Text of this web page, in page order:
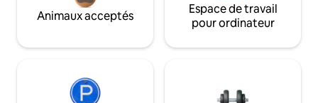
Animaux acceptés
Espace de travail
pour ordinateur